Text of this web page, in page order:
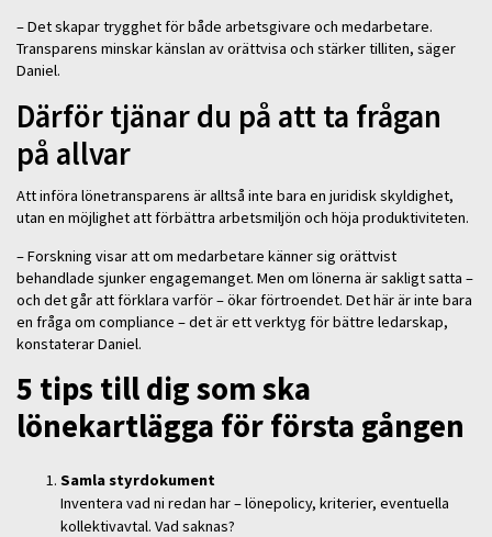
– Det skapar trygghet för både arbetsgivare och medarbetare.
Transparens minskar känslan av orättvisa och stärker tilliten, säger
Daniel.
Därför tjänar du på att ta frågan
på allvar
Att införa lönetransparens är alltså inte bara en juridisk skyldighet,
utan en möjlighet att förbättra arbetsmiljön och höja produktiviteten.
– Forskning visar att om medarbetare känner sig orättvist
behandlade sjunker engagemanget. Men om lönerna är sakligt satta –
och det går att förklara varför – ökar förtroendet. Det här är inte bara
en fråga om compliance – det är ett verktyg för bättre ledarskap,
konstaterar Daniel.
5 tips till dig som ska
lönekartlägga för första gången
Samla styrdokument
Inventera vad ni redan har – lönepolicy, kriterier, eventuella
kollektivavtal. Vad saknas?